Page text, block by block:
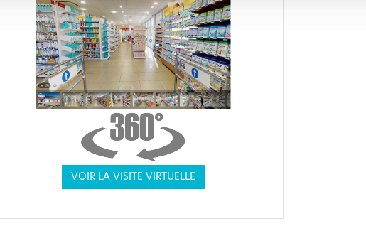
VOIR LA VISITE VIRTUELLE